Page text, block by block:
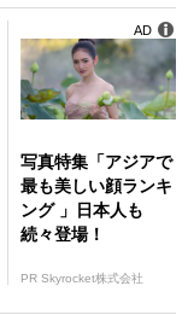
写真特集「アジアで
最も美しい顔ランキ
ング 」日本人も
続々登場！
PR Skyrocket株式会社
AD